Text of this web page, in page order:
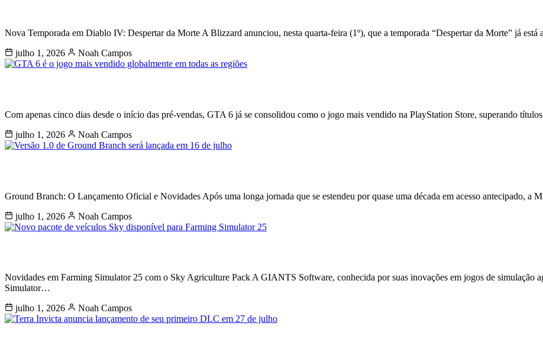
Nova Temporada em Diablo IV: Despertar da Morte A Blizzard anunciou, nesta quarta-feira (1º), que a temporada “Despertar da Morte” já
julho 1, 2026
Noah Campos
Com apenas cinco dias desde o início das pré-vendas, GTA 6 já se consolidou como o jogo mais vendido na PlayStation Store, superando
julho 1, 2026
Noah Campos
Ground Branch: O Lançamento Oficial e Novidades Após uma longa jornada que se estendeu por quase uma década em acesso antecipado,
julho 1, 2026
Noah Campos
Novidades em Farming Simulator 25 com o Sky Agriculture Pack A GIANTS Software, conhecida por suas inovações em jogos de simulação
Simulator…
julho 1, 2026
Noah Campos